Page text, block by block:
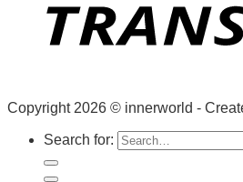
Copyright 2026 © innerworld -
Search for: